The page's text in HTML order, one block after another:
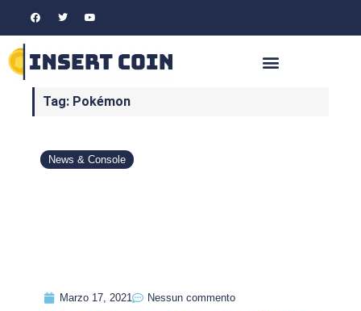
Tag: Pokémon
News & Console
Marzo 17, 2021 Nessun commento